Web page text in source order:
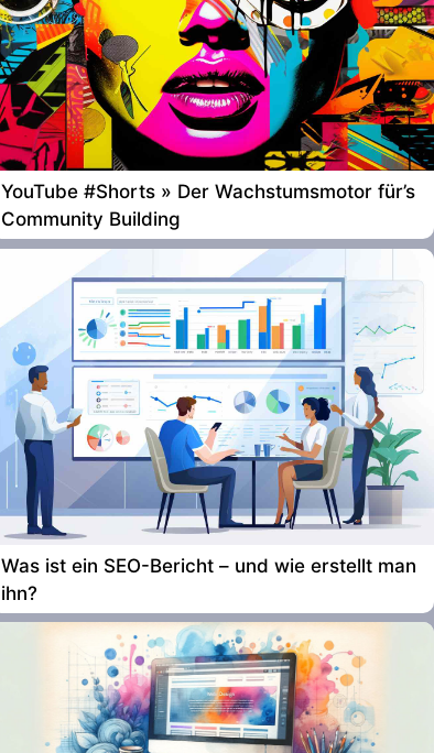
YouTube #Shorts » Der Wachstumsmotor für’s
Community Building
Was ist ein SEO-Bericht – und wie erstellt man
ihn?